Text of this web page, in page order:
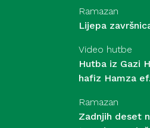
Ramazan
Lijepa
Video hutbe
Hutba iz Gazi
hafiz Hamza
Ramazan
Zadnjih deset